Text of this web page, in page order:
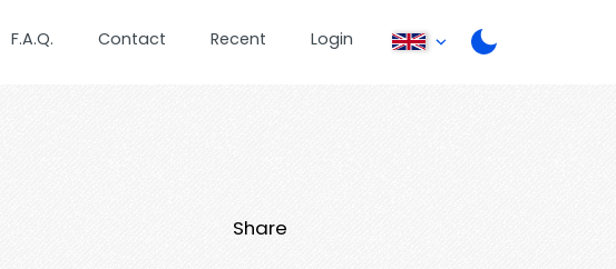
F.A.Q. Contact Recent Login
Share